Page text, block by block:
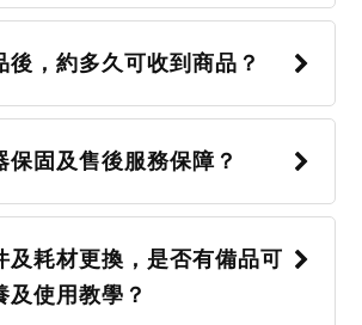
後，約多久可收到商品？
保固及售後服務保障？
及耗材更換，是否有備品可
及使用教學？